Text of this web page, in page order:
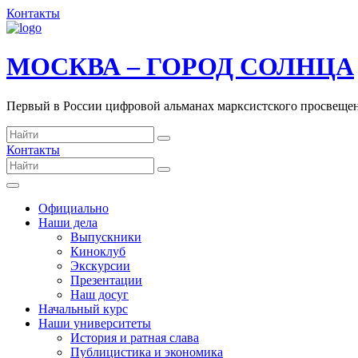
Контакты
МОСКВА – ГОРОД СОЛНЦА
Первый в России цифровой альманах марксистского
Контакты
Официально
Наши дела
Выпускники
Киноклуб
Экскурсии
Презентации
Наш досуг
Начальный курс
Наши университеты
История и ратная слава
Публицистика и экономика